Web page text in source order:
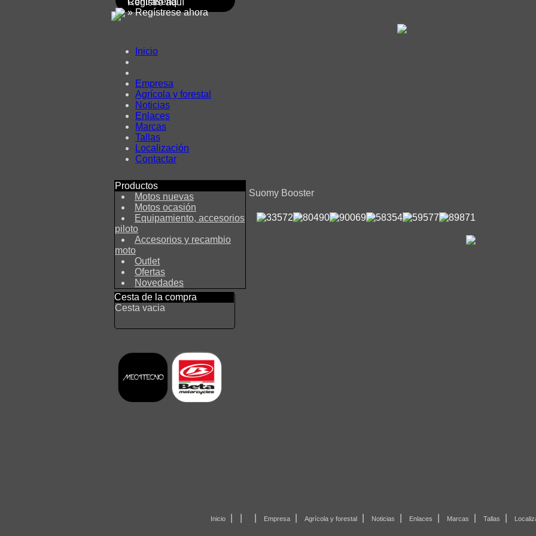
» Regístrese ahora
Registro aquí
Inicio
Empresa
Agrícola y forestal
Noticias
Enlaces
Marcas
Tallas
Localización
Contactar
Productos
Motos nuevas
Motos ocasión
Equipamiento, accesorios
piloto
Accesorios y recambio
moto
Outlet
Ofertas
Novedades
Cesta de la compra
Cesta vacia
Suomy Booster
Inicio Empresa Agrícola y forestal Noticias Enlaces Marcas Tallas